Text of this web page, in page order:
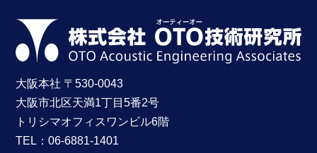
大阪本社 〒530-0043
大阪市北区天満1丁目5番2号
トリシマオフィスワンビル6階
TEL：06-6881-1401